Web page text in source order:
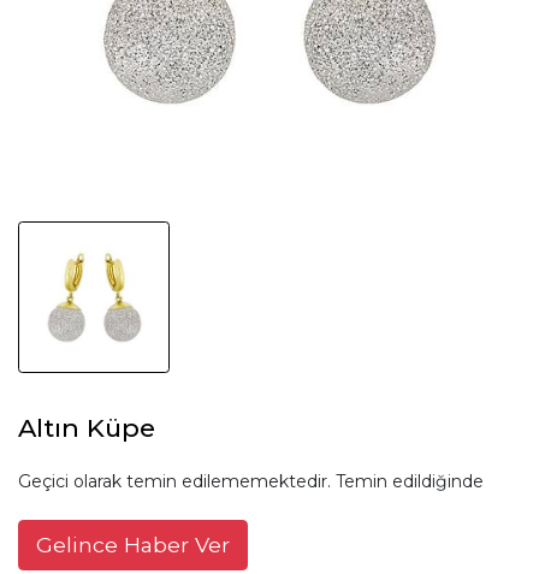
Altın Küpe
Geçici olarak temin edilememektedir. Temin edildiğinde
Gelince Haber Ver